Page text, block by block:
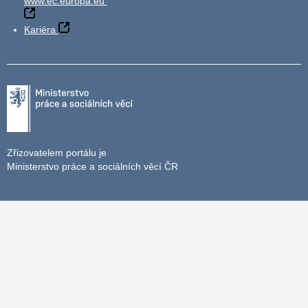
Kariéra
Zřizovatelem portálu je
Ministerstvo práce a sociálních věcí ČR